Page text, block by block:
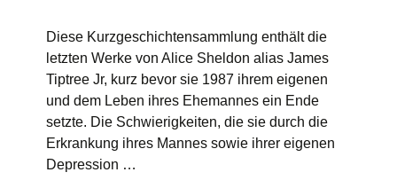
Diese Kurzgeschichtensammlung enthält die
letzten Werke von Alice Sheldon alias James
Tiptree Jr, kurz bevor sie 1987 ihrem eigenen
und dem Leben ihres Ehemannes ein Ende
setzte. Die Schwierigkeiten, die sie durch die
Erkrankung ihres Mannes sowie ihrer eigenen
Depression …